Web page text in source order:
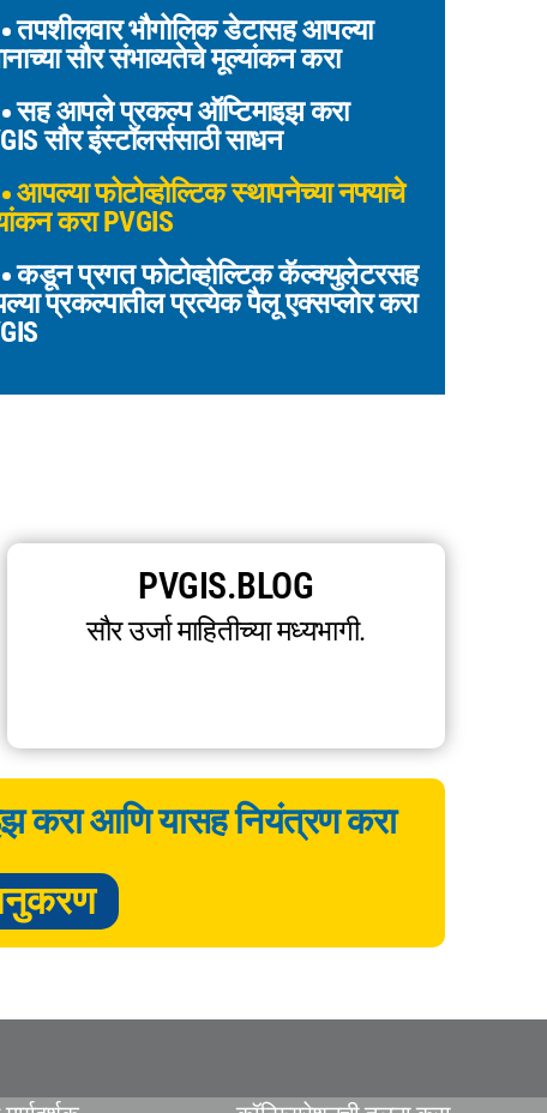
तपशीलवार भौगोलिक डेटासह आपल्या
सौर संभाव्यतेचे मूल्यांकन करा
सह आपले प्रकल्प ऑप्टिमाइझ करा
सौर इंस्टॉलर्ससाठी साधन
आपल्या फोटोव्होल्टिक स्थापनेच्या नफ्याचे
करा PVGIS
कडून प्रगत फोटोव्होल्टिक कॅल्क्युलेटरसह
प्रकल्पातील प्रत्येक पैलू एक्सप्लोर करा
PVGIS.BLOG
सौर उर्जा माहितीच्या मध्यभागी.
करा आणि यासह नियंत्रण करा